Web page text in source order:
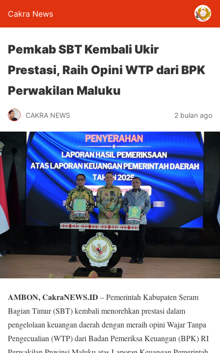
Cakra News
Pemkab SBT Kembali Ukir
Prestasi, Raih Opini WTP dari BPK
Perwakilan Maluku
CAKRA NEWS 2 bulan ago
AMBON, CakraNEWS.ID – Pemerintah Kabupaten Seram
Bagian Timur (SBT) kembali menorehkan prestasi dalam
pengelolaan keuangan daerah dengan meraih opini Wajar Tanpa
Pengecualian (WTP) dari Badan Pemeriksa Keuangan (BPK) RI